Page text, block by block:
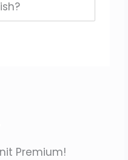
Premium!